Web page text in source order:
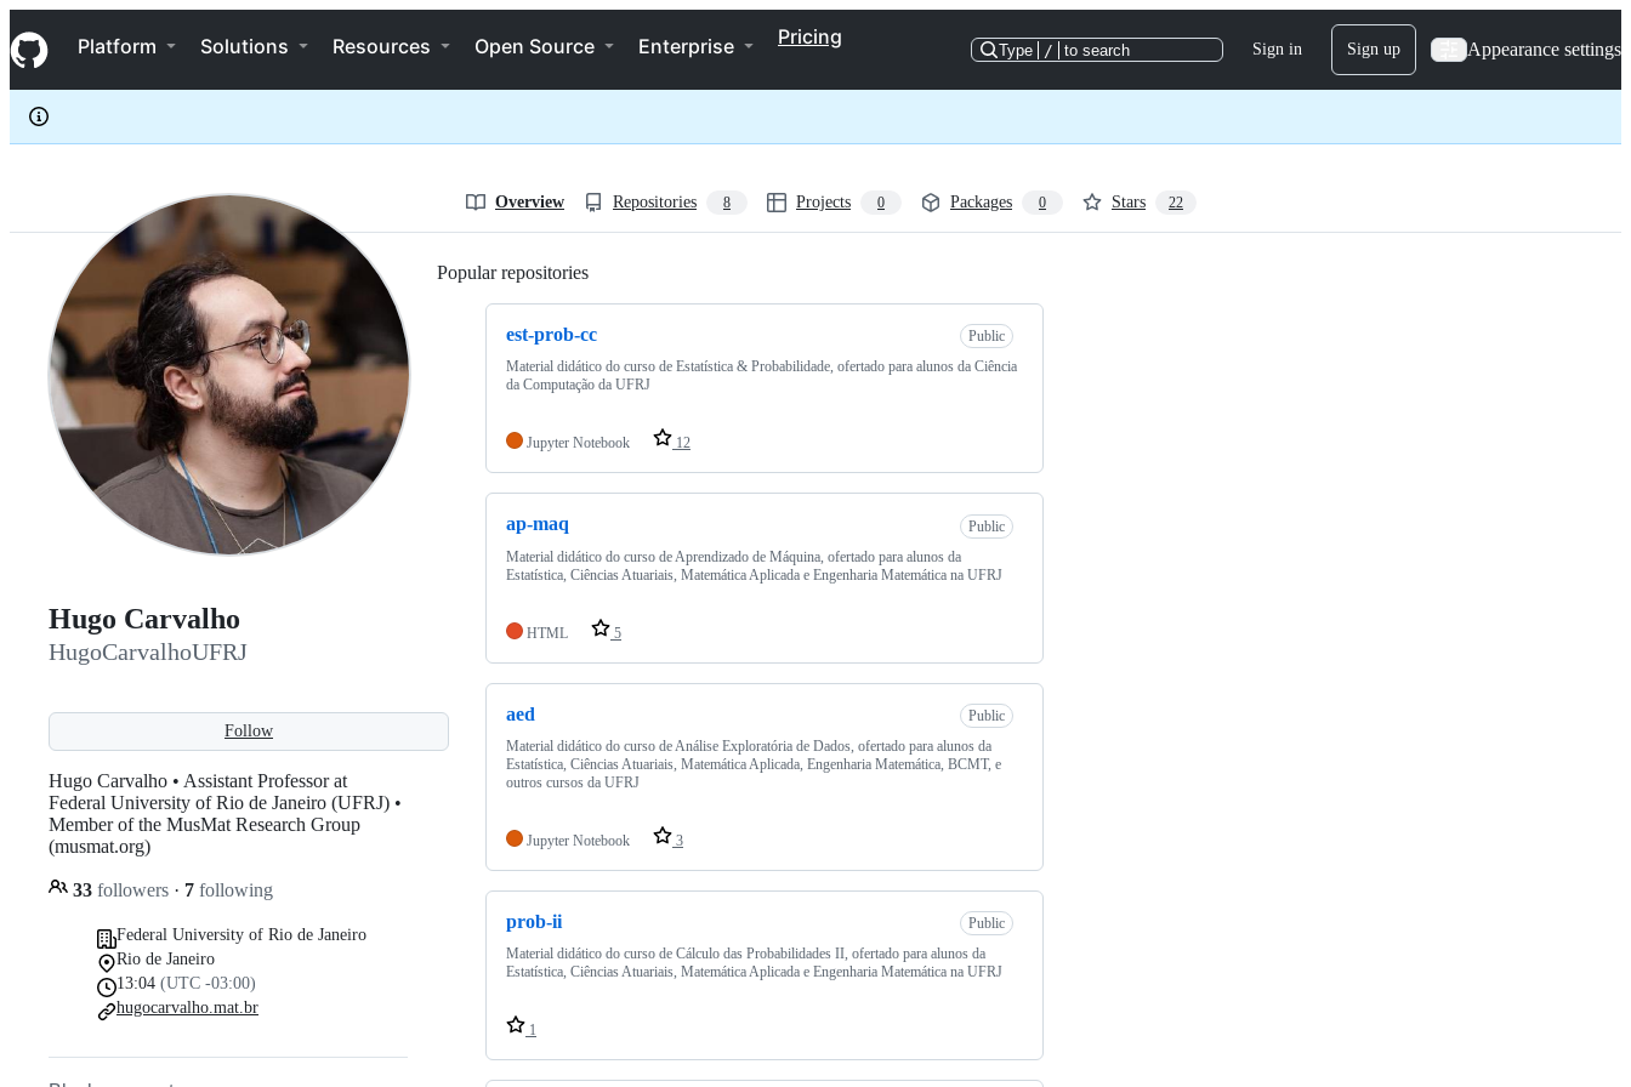
k
i
p
c
e
Navigation Menu
Platform Solutions Resources Open Source Enterprise Pricing
Type / to search Sign in Sign up Appearance settings
HugoCarvalhoUFRJ
Overview Repositories 8 Projects 0 Packages 0 Stars 22
Hugo Carvalho
HugoCarvalhoUFRJ
Follow
Hugo Carvalho • Assistant Professor at
Federal University of Rio de Janeiro (UFRJ) •
Member of the MusMat Research Group
(musmat.org)
33 followers · 7 following
Federal University of Rio de Janeiro
Rio de Janeiro
13:04 (UTC -03:00)
hugocarvalho.mat.br
Popular repositories
est-prob-cc
Public
Material didático do curso de Estatística & Probabilidade, ofertado para alunos da Ciência
da Computação da UFRJ
Jupyter Notebook 12
ap-maq
Public
Material didático do curso de Aprendizado de Máquina, ofertado para alunos da
Estatística, Ciências Atuariais, Matemática Aplicada e Engenharia Matemática na UFRJ
HTML 5
aed
Public
Material didático do curso de Análise Exploratória de Dados, ofertado para alunos da
Estatística, Ciências Atuariais, Matemática Aplicada, Engenharia Matemática, BCMT, e
outros cursos da UFRJ
Jupyter Notebook 3
prob-ii
Public
Material didático do curso de Cálculo das Probabilidades II, ofertado para alunos da
Estatística, Ciências Atuariais, Matemática Aplicada e Engenharia Matemática na UFRJ
1